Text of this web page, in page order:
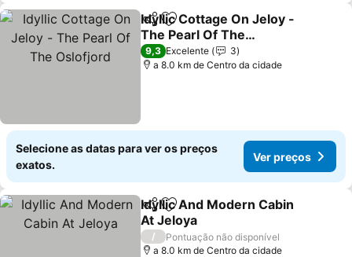
PartilharAdicionar aos favoritos
Idyllic Cottage On Jeloy -
The Pearl Of The
Oslofjord
Ver preços
9,3 Excelente
3
a 8.0 km de Centro da cidade
Selecione as datas para ver os preços
exatos.
Ver preços
PartilharAdicionar aos favoritos
Idyllic And Modern Cabin
At Jeloya
Ver preços
/
Pontuação não disponível
a 8.0 km de Centro da cidade